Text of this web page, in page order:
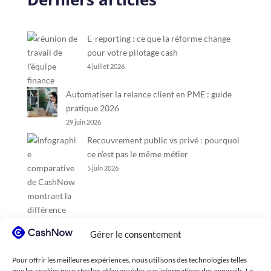
Gérer le consentement
Pour offrir les meilleures expériences, nous utilisons des technologies telles
E-reporting : ce que la réforme change
pour votre pilotage cash
4 juillet 2026
Automatiser la relance client en PME : guide
pratique 2026
29 juin 2026
Recouvrement public vs privé : pourquoi
ce n’est pas le même métier
5 juin 2026